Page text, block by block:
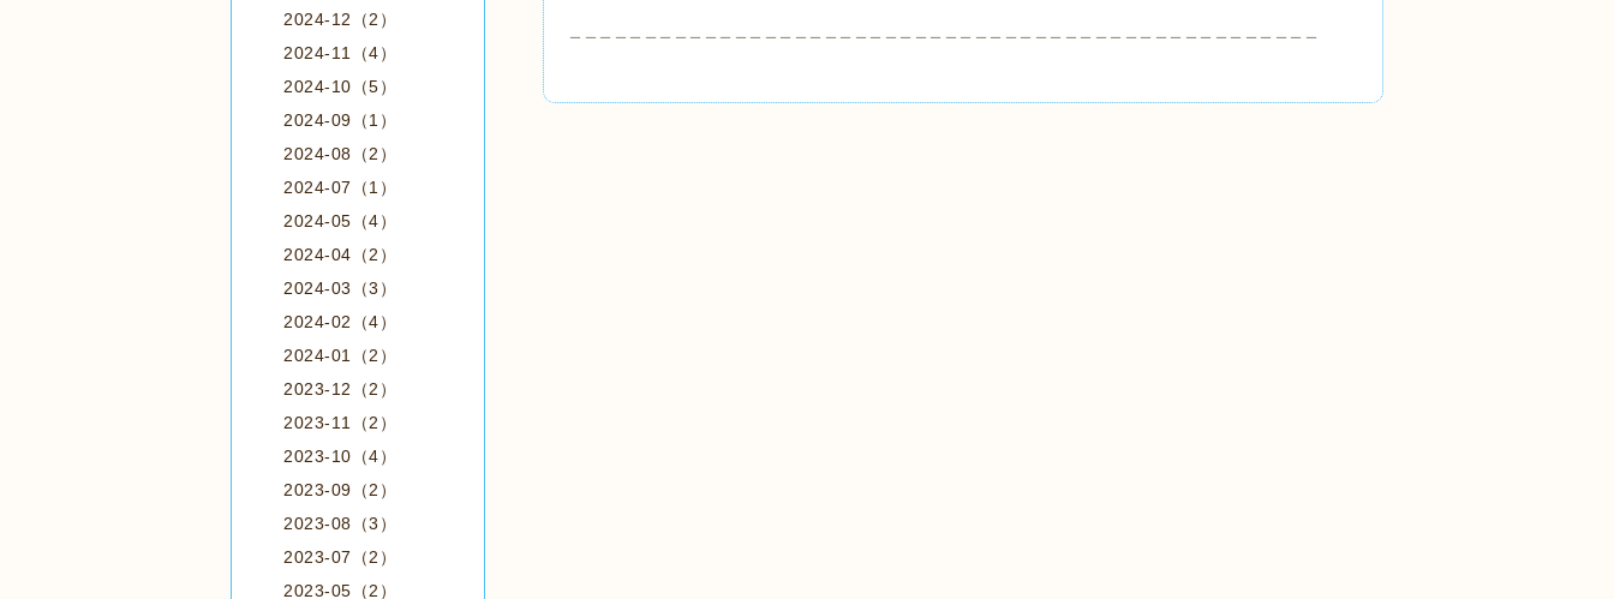
2024-12（2）
2024-11（4）
2024-10（5）
2024-09（1）
2024-08（2）
2024-07（1）
2024-05（4）
2024-04（2）
2024-03（3）
2024-02（4）
2024-01（2）
2023-12（2）
2023-11（2）
2023-10（4）
2023-09（2）
2023-08（3）
2023-07（2）
2023-05（2）